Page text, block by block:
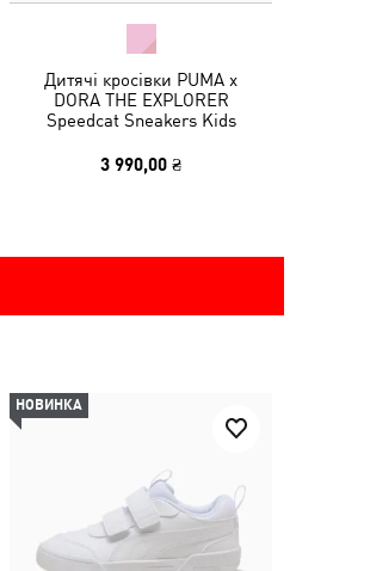
Дитячі кросівки PUMA x
DORA THE EXPLORER
Speedcat Sneakers Kids
3 990,00 ₴
НОВИНКА